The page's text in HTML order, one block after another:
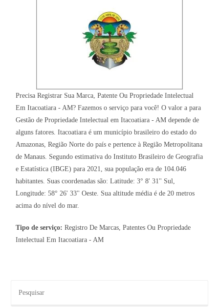
Precisa Registrar Sua Marca, Patente Ou Propriedade Intelectual
Em Itacoatiara - AM? Fazemos o serviço para você! O valor a para
Gestão de Propriedade Intelectual em Itacoatiara - AM depende de
alguns fatores. Itacoatiara é um município brasileiro do estado do
Amazonas, Região Norte do país e pertence à Região Metropolitana
de Manaus. Segundo estimativa do Instituto Brasileiro de Geografia
e Estatística (IBGE) para 2021, sua população era de 104.046
habitantes. Suas coordenadas são: Latitude: 3° 8' 31'' Sul,
Longitude: 58° 26' 33'' Oeste. Sua altitude média é de 20 metros
acima do nível do mar.
Tipo de serviço:Registro De Marcas, Patentes Ou Propriedade
Intelectual Em Itacoatiara - AM